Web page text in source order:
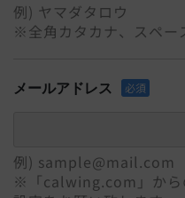
例) ヤマダタロウ
※全角カタカナ、スペー
メールアドレス 必須
例) sample@mail.com
※「calwing.com」から